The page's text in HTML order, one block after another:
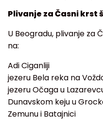
Plivanje za Časni krst
U Beogradu, plivanje za
na:
Adi Ciganliji
jezeru Bela reka na
jezeru Očaga u
Dunavskom keju u
Zemunu i Batajnici